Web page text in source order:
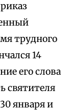
трудного
14
его слова
святителя
января и